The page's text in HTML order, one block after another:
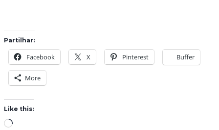
Partilhar:
Facebook X Pinterest Buffer
More
Like this:
L